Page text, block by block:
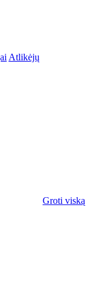
Atlikėjų
Groti viską